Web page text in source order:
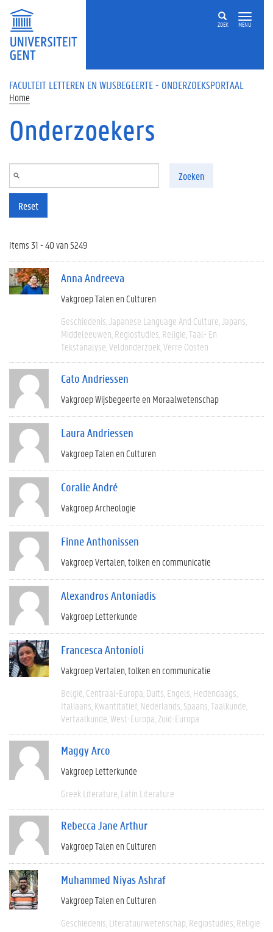
Overslaan en naar de inhoud gaan
ZOEK MENU
FACULTEIT LETTEREN EN WIJSBEGEERTE - ONDERZOEKSPORTAAL
Home
Onderzoekers
Zoeken
Reset
Items 31 - 40 van 5249
Anna Andreeva
Vakgroep Talen en Culturen
Geschiedenis Japanese Language And Culture Japans
Middeleeuwen Regiostudies Religie Taal- En
Tekstanalyse Veldonderzoek Verre Oosten
Cato Andriessen
Vakgroep Wijsbegeerte en Moraalwetenschap
Laura Andriessen
Vakgroep Talen en Culturen
Coralie André
Vakgroep Archeologie
Finne Anthonissen
Vakgroep Vertalen, tolken en communicatie
Alexandros Antoniadis
Vakgroep Letterkunde
Francesca Antonioli
Vakgroep Vertalen, tolken en communicatie
België Centraal-Europa Duits Engels Hedendaags
Italiaans Kwantitatief Nederlands Spaans Taalkunde
Vertaalkunde West-Europa Zuid-Europa
Maggy Arco
Vakgroep Letterkunde
Greek Literature Latin Literature
Rebecca Jane Arthur
Vakgroep Talen en Culturen
Muhammed Niyas Ashraf
Vakgroep Talen en Culturen
Geschiedenis Literatuurwetenschap Regiostudies Religie